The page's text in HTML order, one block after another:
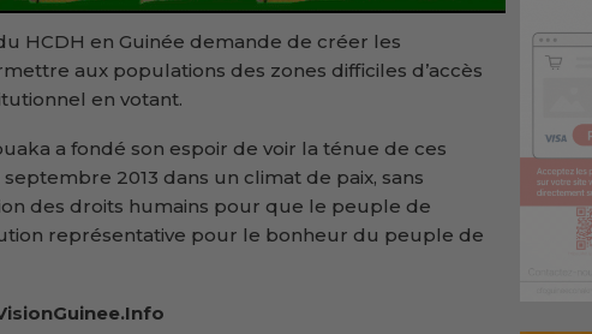
HCDH en Guinée demande de créer les
aux populations des zones difficiles d’accès
en votant.
a fondé son espoir de voir la ténue de ces
2013 dans un climat de paix, sans
des droits humains pour que le peuple de
représentative pour le bonheur du peuple de